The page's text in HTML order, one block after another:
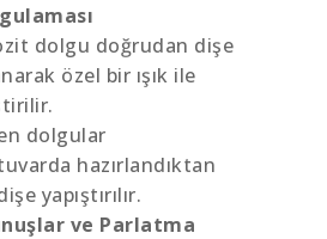
dolgu doğrudan dişe
özel bir ışık ile
dolgular
hazırlandıktan
yapıştırılır.
ve Parlatma